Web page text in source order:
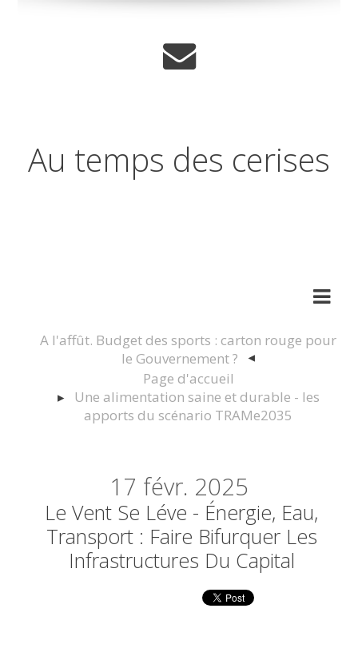
Au temps des cerises
A l'affût. Budget des sports : carton rouge pour
le Gouvernement ?
Page d'accueil
Une alimentation saine et durable - les
apports du scénario TRAMe2035
17 févr. 2025
Le Vent Se Léve - Énergie, Eau,
Transport : Faire Bifurquer Les
Infrastructures Du Capital